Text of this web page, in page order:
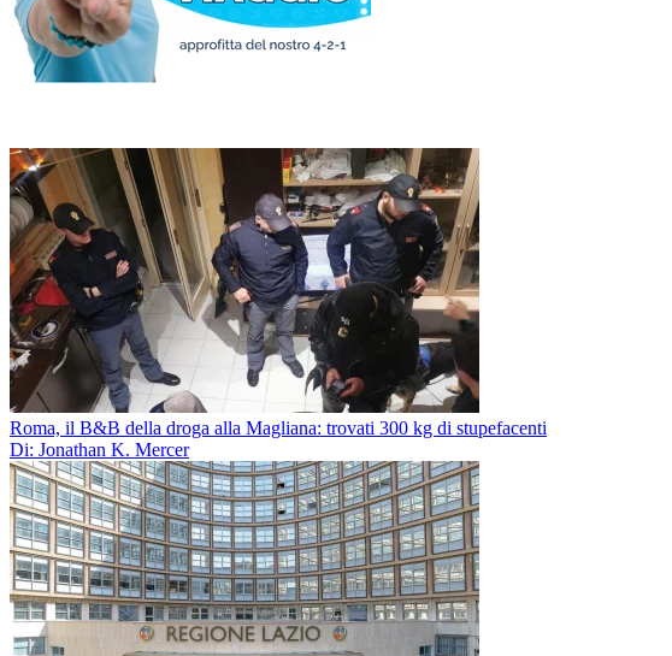
Roma, il B&B della droga alla Magliana: trovati 300 kg di stupefacenti
Di: Jonathan K. Mercer